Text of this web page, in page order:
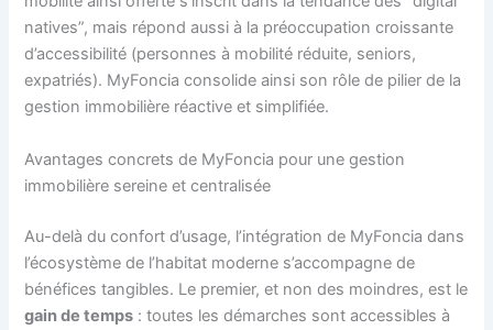
natives”, mais répond aussi à la préoccupation croissante
d’accessibilité (personnes à mobilité réduite, seniors,
expatriés). MyFoncia consolide ainsi son rôle de pilier de la
gestion immobilière réactive et simplifiée.
Avantages concrets de MyFoncia pour une gestion
immobilière sereine et centralisée
Au-delà du confort d’usage, l’intégration de MyFoncia dans
l’écosystème de l’habitat moderne s’accompagne de
bénéfices tangibles. Le premier, et non des moindres, est le
gain de temps : toutes les démarches sont accessibles à